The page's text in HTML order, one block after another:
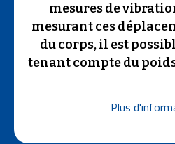
mesures de
mesurant ces
du corps, il est
tenant compte du
Plus